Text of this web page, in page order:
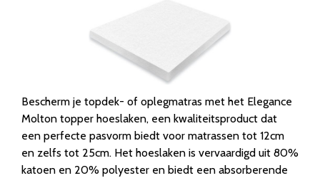
Bescherm je topdek- of oplegmatras met het Elegance
Molton topper hoeslaken, een kwaliteitsproduct dat
een perfecte pasvorm biedt voor matrassen tot 12cm
en zelfs tot 25cm. Het hoeslaken is vervaardigd uit 80%
katoen en 20% polyester en biedt een absorberende